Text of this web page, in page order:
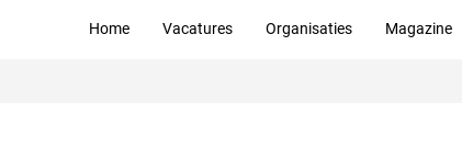
Home Vacatures Organisaties Magazine